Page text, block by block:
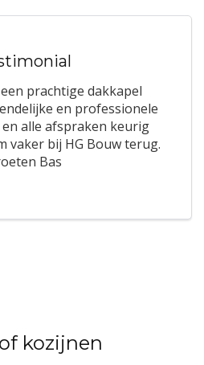
prachtige dakkapel
en professionele
alle afspraken keurig
vaker bij HG Bouw terug.
Bas
kozijnen